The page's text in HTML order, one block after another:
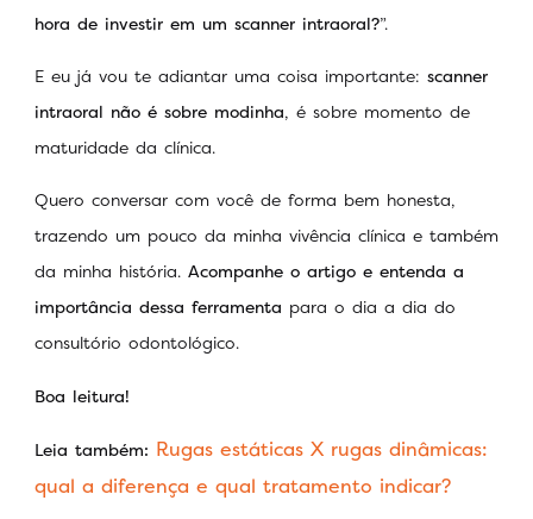
hora de investir em um scanner intraoral?”.
E eu já vou te adiantar uma coisa importante: scanner
intraoral não é sobre modinha, é sobre momento de
maturidade da clínica.
Quero conversar com você de forma bem honesta,
trazendo um pouco da minha vivência clínica e também
da minha história. Acompanhe o artigo e entenda a
importância dessa ferramenta para o dia a dia do
consultório odontológico.
Boa leitura!
Leia também: Rugas estáticas X rugas dinâmicas:
qual a diferença e qual tratamento indicar?